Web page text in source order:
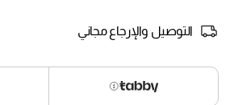
التوصيل والإرجاع مجاني